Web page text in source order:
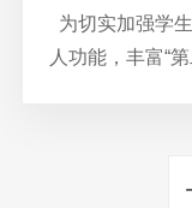
为切实加强学
人功能，丰富“